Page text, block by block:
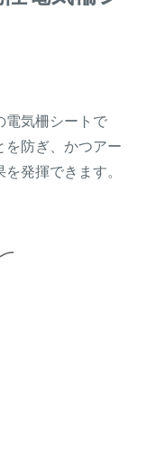
電気柵シートで
を防ぎ、かつアー
発揮できます。